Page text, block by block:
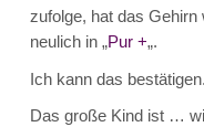
zufolge, hat das Gehirn
neulich in „Pur +„.
Ich kann das
Das große Kind ist …